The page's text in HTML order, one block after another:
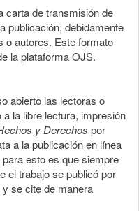
carta de transmisión de
publicación, debidamente
o autores. Este formato
la plataforma OJS.
abierto las lectoras o
la libre lectura, impresión
y Derechos por
a la publicación en línea
esto es que siempre
el trabajo se publicó por
y se cite de manera